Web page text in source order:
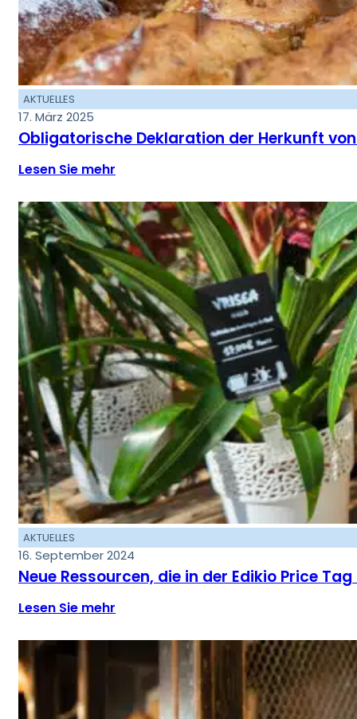
AKTUELLES
17. März 2025
Obligatorische Deklaration der Herkunft
Lesen Sie mehr
AKTUELLES
16. September 2024
Neue Ressourcen, die in der Edikio Price
Lesen Sie mehr